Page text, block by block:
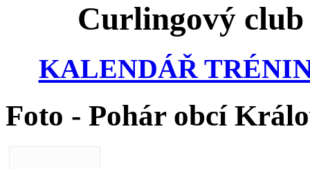
Curlingový
KALENDÁŘ
Foto - Pohár obcí